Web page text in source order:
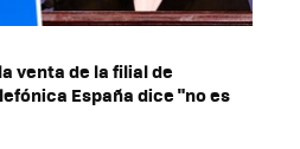
venta de la filial de
España dice "no es